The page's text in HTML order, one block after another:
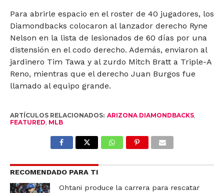
Para abrirle espacio en el roster de 40 jugadores, los
Diamondbacks colocaron al lanzador derecho Ryne
Nelson en la lista de lesionados de 60 días por una
distensión en el codo derecho. Además, enviaron al
jardinero Tim Tawa y al zurdo Mitch Bratt a Triple-A
Reno, mientras que el derecho Juan Burgos fue
llamado al equipo grande.
ARTÍCULOS RELACIONADOS: ARIZONA DIAMONDBACKS,
FEATURED, MLB
RECOMENDADO PARA TI
Ohtani produce la carrera para rescatar